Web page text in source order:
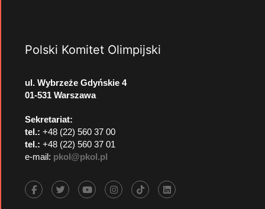
Polski Komitet Olimpijski
ul. Wybrzeże Gdyńskie 4
01-531 Warszawa
Sekretariat:
tel.: +48 (22) 560 37 00
tel.: +48 (22) 560 37 01
e-mail: pkol@pkol.pl